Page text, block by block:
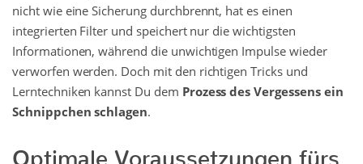
nicht wie eine Sicherung durchbrennt, hat es einen
integrierten Filter und speichert nur die wichtigsten
Informationen, während die unwichtigen Impulse wieder
verworfen werden. Doch mit den richtigen Tricks und
Lerntechniken kannst Du dem Prozess des Vergessens ein
Schnippchen schlagen.
Optimale Voraussetzungen fürs